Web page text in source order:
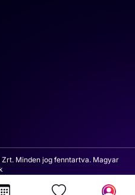
Minden jog fenntartva. Magyar